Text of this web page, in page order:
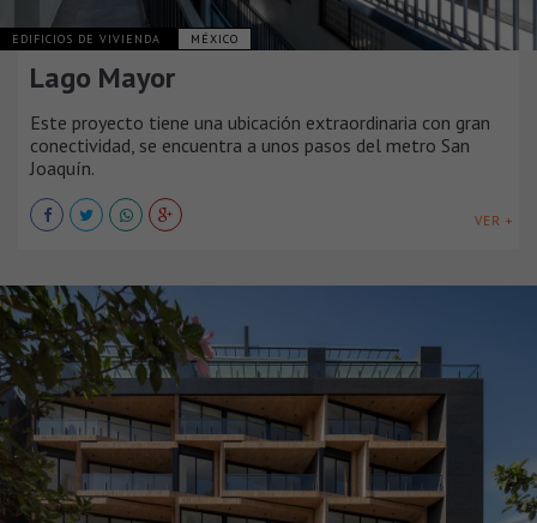
EDIFICIOS DE VIVIENDA MÉXICO
Lago Mayor
Este proyecto tiene una ubicación extraordinaria con gran
conectividad, se encuentra a unos pasos del metro San
Joaquín.
VER +